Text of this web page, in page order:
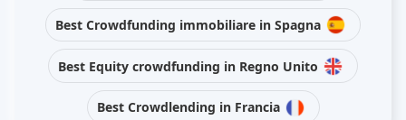
Best Crowdfunding immobiliare in Spagna
Best Equity crowdfunding in Regno Unito
Best Crowdlending in Francia